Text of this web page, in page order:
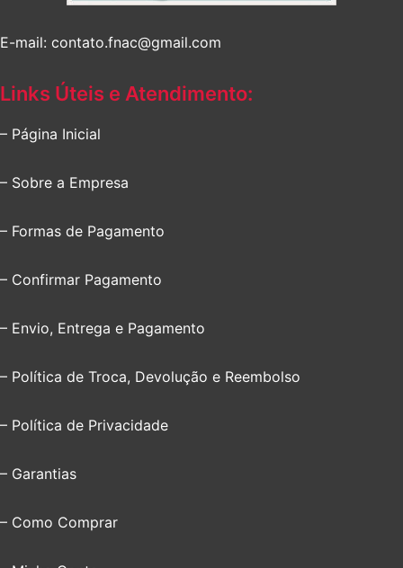
E-mail: contato.fnac@gmail.com
Links Úteis e Atendimento:
– Página Inicial
– Sobre a Empresa
– Formas de Pagamento
– Confirmar Pagamento
– Envio, Entrega e Pagamento
– Política de Troca, Devolução e Reembolso
– Política de Privacidade
– Garantias
– Como Comprar